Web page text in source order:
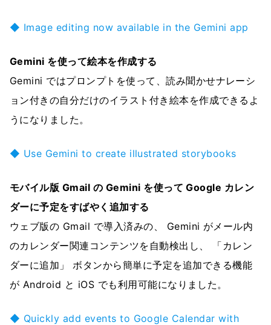
◆ Image editing now available in the Gemini app
Gemini を使って絵本を作成する
Gemini ではプロンプトを使って、読み聞かせナレーシ
ョン付きの自分だけのイラスト付き絵本を作成できるよ
うになりました。
◆ Use Gemini to create illustrated storybooks
モバイル版 Gmail の Gemini を使って Google カレン
ダーに予定をすばやく追加する
ウェブ版の Gmail で導入済みの、 Gemini がメール内
のカレンダー関連コンテンツを自動検出し、 「カレン
ダーに追加」 ボタンから簡単に予定を追加できる機能
が Android と iOS でも利用可能になりました。
◆ Quickly add events to Google Calendar with